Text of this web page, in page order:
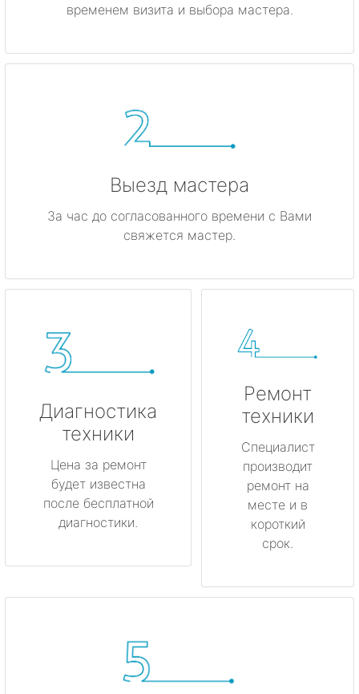
временем визита и выбора мастера.
Выезд мастера
За час до согласованного времени с Вами
свяжется мастер.
Диагностика
техники
Цена за ремонт
будет известна
после бесплатной
диагностики.
Ремонт
техники
Специалист
производит
ремонт на
месте и в
короткий
срок.